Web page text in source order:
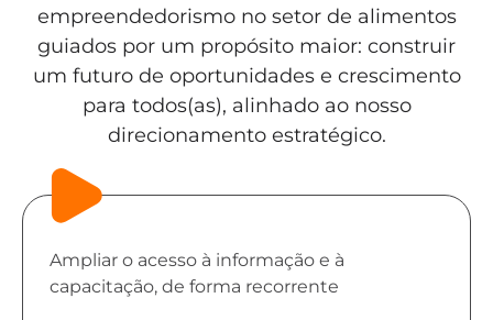
empreendedorismo no setor de alimentos
guiados por um propósito maior: construir
um futuro de oportunidades e crescimento
para todos(as), alinhado ao nosso
direcionamento estratégico.
Ampliar o acesso à informação e à
capacitação, de forma recorrente